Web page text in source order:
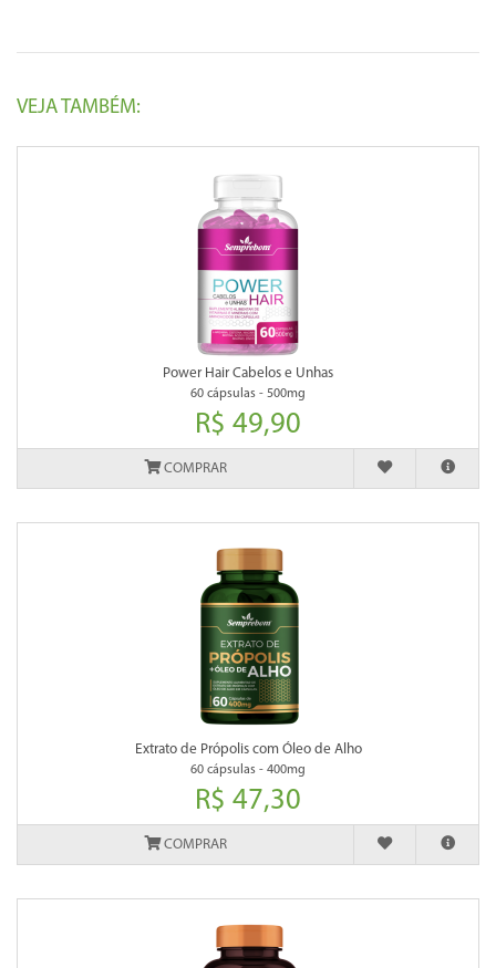
VEJA TAMBÉM:
Power Hair Cabelos e Unhas
60 cápsulas - 500mg
R$ 49,90
COMPRAR
Extrato de Própolis com Óleo de Alho
60 cápsulas - 400mg
R$ 47,30
COMPRAR